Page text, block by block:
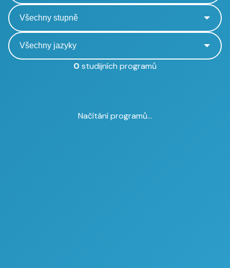
0 studijních programů
Načítání programů...